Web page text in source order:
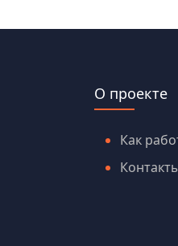
О проекте
Как